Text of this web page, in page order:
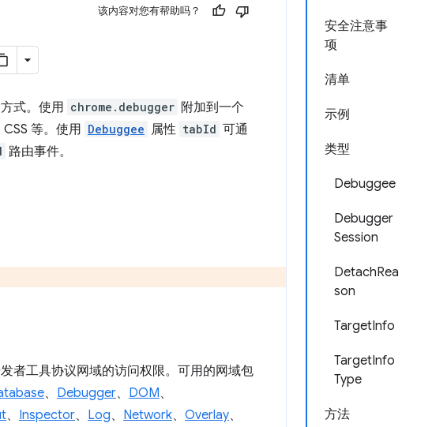
安全注意事
项
清单
示例
类型
Debuggee
Debugger
Session
DetachRea
son
TargetInfo
TargetInfo
Type
方法
该内容对您有帮助吗？
式。使用 chrome.debugger 附加到一个
等。使用 Debuggee 属性 tabId 可通
路由事件。
者工具协议网域的访问权限。可用的网域包
、 Debugger、 DOM、
、 Inspector、 Log、 Network、 Overlay、